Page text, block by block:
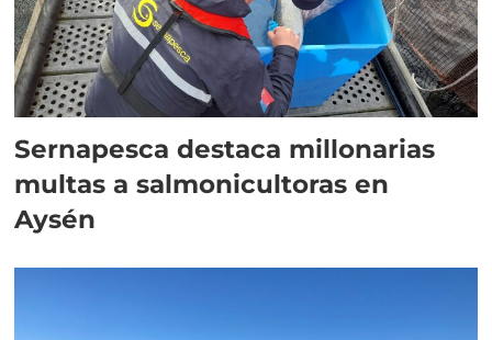
Sernapesca destaca millonarias
multas a salmonicultoras en
Aysén